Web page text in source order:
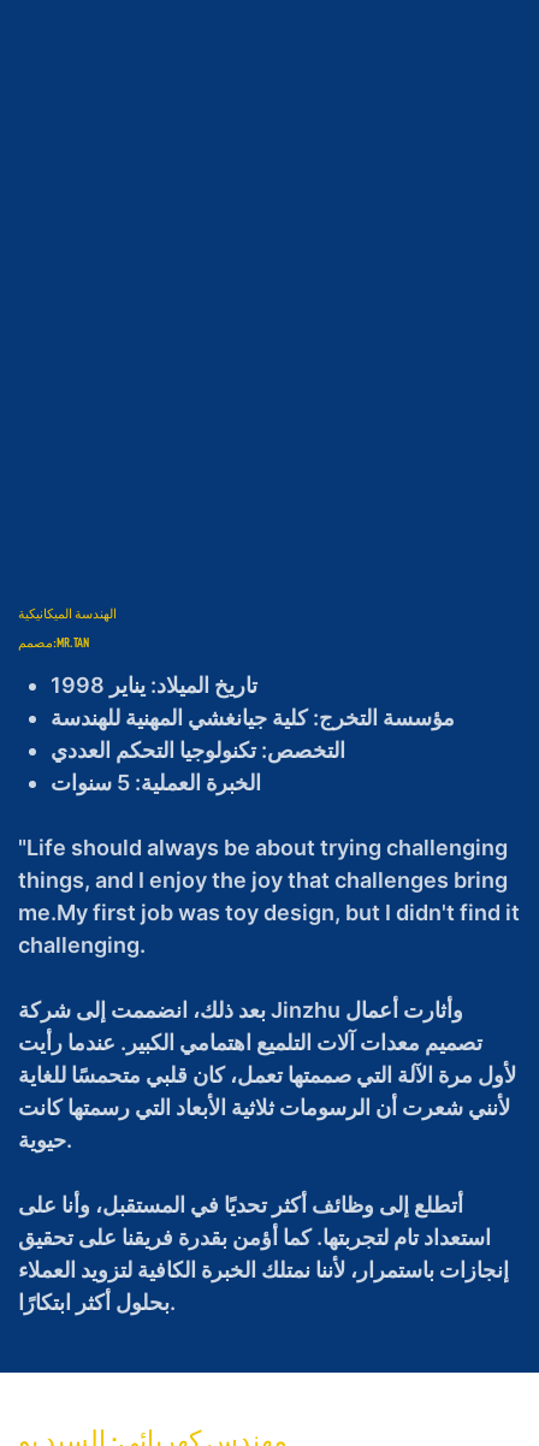
الهندسة الميكانيكية
مصمم:MR.TAN
تاريخ الميلاد: يناير 1998
مؤسسة التخرج: كلية جيانغشي المهنية للهندسة
التخصص: تكنولوجيا التحكم العددي
الخبرة العملية: 5 سنوات
"Life should always be about trying challenging
things, and I enjoy the joy that challenges bring
me.My first job was toy design, but I didn't find it
challenging.
بعد ذلك، انضممت إلى شركة Jinzhu وأثارت أعمال
تصميم معدات آلات التلميع اهتمامي الكبير. عندما رأيت
لأول مرة الآلة التي صممتها تعمل، كان قلبي متحمسًا للغاية
لأنني شعرت أن الرسومات ثلاثية الأبعاد التي رسمتها كانت
حيوية.
أتطلع إلى وظائف أكثر تحديًا في المستقبل، وأنا على
استعداد تام لتجربتها. كما أؤمن بقدرة فريقنا على تحقيق
إنجازات باستمرار، لأننا نمتلك الخبرة الكافية لتزويد العملاء
بحلول أكثر ابتكارًا.
مهندس كهربائي: السيد يو